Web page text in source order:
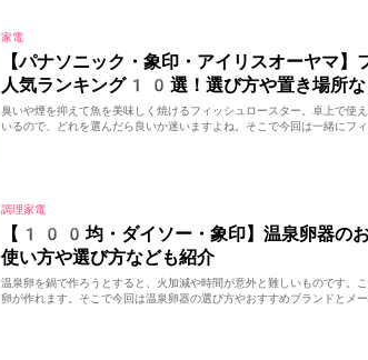
家電
【パナソニック・象印・アイリスオーヤマ
人気ランキング10選！選び方や置き場所な
臭いや煙を抑えて魚を美味しく焼けるフィッシュロースター。卓上で使
いるので、どれを選んだら良いか迷いますよね。そこで今回は一緒にフ
調理家電
【100均・ダイソー・象印】温泉卵器の
使い方や選び方なども紹介
温泉卵を鍋で作ろうとすると、火加減や時間が意外と難しいものです。
卵が作れます。そこで今回は温泉卵器の選び方やおすすめブランドと